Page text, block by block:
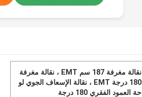
نقالة مغرفة 187 سم EMT ، نقالة مغرفة
180 درجة EMT ، نقالة الإسعاف الجوي لو
حة العمود الفقري 180 درجة